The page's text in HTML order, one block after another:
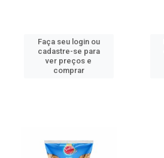
Faça seu login ou
cadastre-se para
ver preços e
comprar